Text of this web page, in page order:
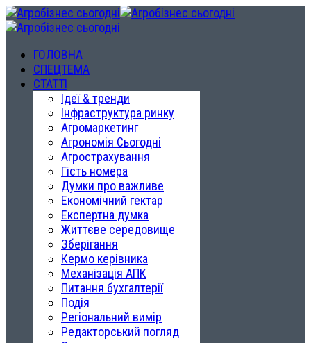
ГОЛОВНА
СПЕЦТЕМА
СТАТТІ
Ідеї & тренди
Інфраструктура ринку
Агромаркетинг
Агрономія Сьогодні
Агрострахування
Гість номера
Думки про важливе
Економічний гектар
Експертна думка
Життєве середовище
Зберігання
Кермо керівника
Механізація АПК
Питання бухгалтерії
Подія
Регіональний вимір
Редакторський погляд